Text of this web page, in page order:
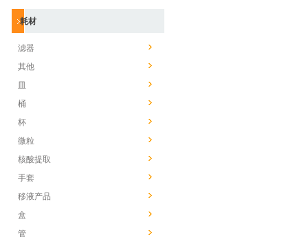
耗材
滤器
其他
皿
桶
杯
微粒
核酸提取
手套
移液产品
盒
管